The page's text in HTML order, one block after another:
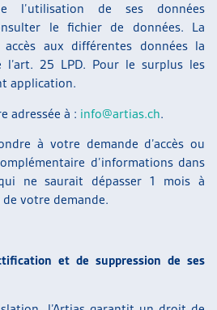
l’utilisation de ses données
le fichier de données. La
accès aux différentes données la
l’art. 25 LPD. Pour le surplus les
application.
adressée à : info@artias.ch.
à votre demande d’accès ou
d’informations dans
ne saurait dépasser 1 mois à
votre demande.
et de suppression de ses